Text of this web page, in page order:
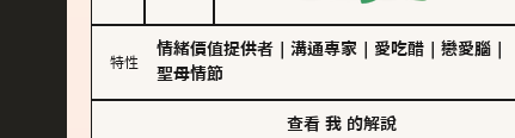
特性
情緒價值提供者 溝通專家 愛吃醋 戀愛腦
聖母情節
查看 我 的解說